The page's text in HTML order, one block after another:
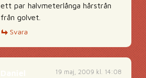
ett par halvmeterlånga hårstrån
från golvet.
Svara
19 maj, 2009 kl. 14:08